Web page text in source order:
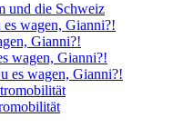
und die Schweiz
wagen, Gianni?!
Gianni?!
wagen, Gianni?!
es wagen, Gianni?!